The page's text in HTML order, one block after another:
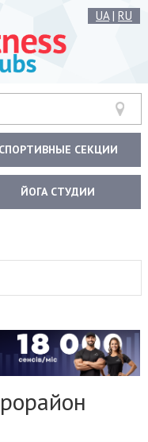
UA| RU
СПОРТИВНЫЕ СЕКЦИИ
ЙОГА СТУДИИ